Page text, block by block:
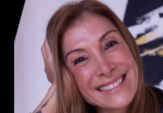
Inscribir
Boletería